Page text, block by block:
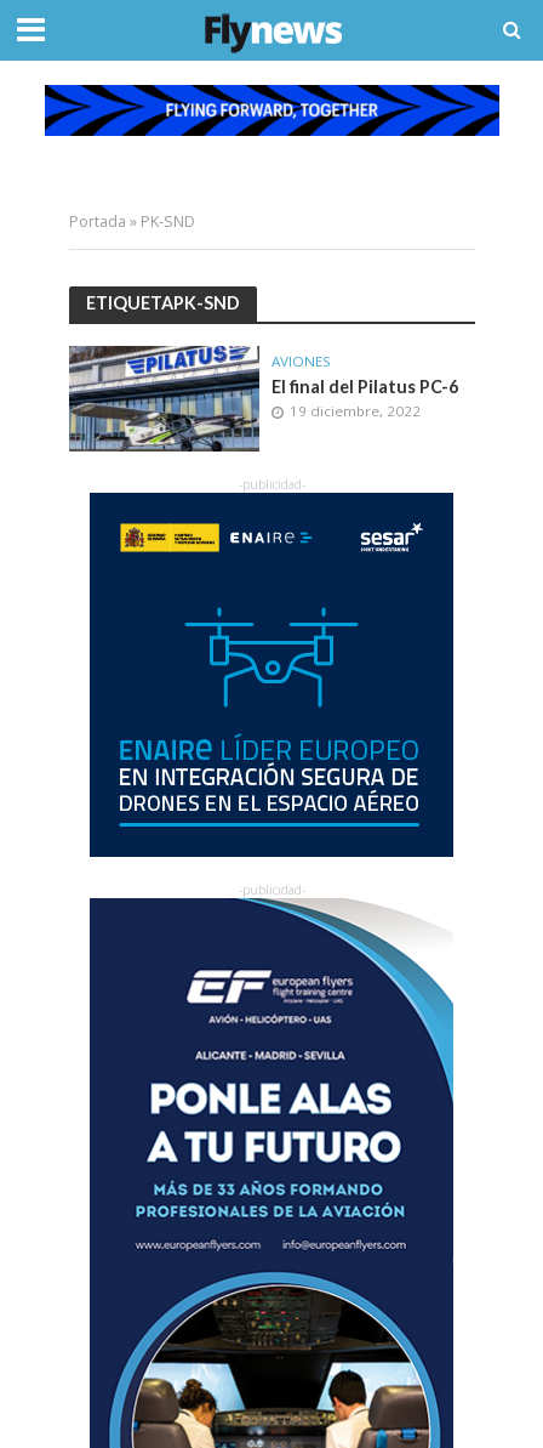
Portada » PK-SND
ETIQUETAPK-SND
AVIONES
El final del Pilatus PC-6
19 diciembre, 2022